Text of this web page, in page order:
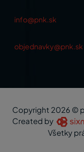
info@pnk.sk
objednavky@pnk.sk
Copyright 2026 ©
Created by
Všetky